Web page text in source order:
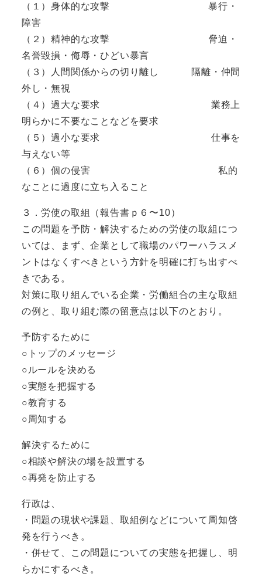
（１）身体的な攻撃 暴行・
障害
（２）精神的な攻撃 脅迫・
名誉毀損・侮辱・ひどい暴言
（３）人間関係からの切り離し 隔離・仲間
外し・無視
（４）過大な要求 業務上
明らかに不要なことなどを要求
（５）過小な要求 仕事を
与えない等
（６）個の侵害 私的
なことに過度に立ち入ること
３．労使の取組（報告書ｐ６〜10）
この問題を予防・解決するための労使の取組につ
いては、まず、企業として職場のパワーハラスメ
ントはなくすべきという方針を明確に打ち出すべ
きである。
対策に取り組んでいる企業・労働組合の主な取組
の例と、取り組む際の留意点は以下のとおり。
予防するために
○トップのメッセージ
○ルールを決める
○実態を把握する
○教育する
○周知する
解決するために
○相談や解決の場を設置する
○再発を防止する
行政は、
・問題の現状や課題、取組例などについて周知啓
発を行うべき。
・併せて、この問題についての実態を把握し、明
らかにするべき。